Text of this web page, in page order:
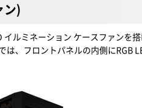
ン)
ルミネーション ケースファン
、フロントパネルの内側に